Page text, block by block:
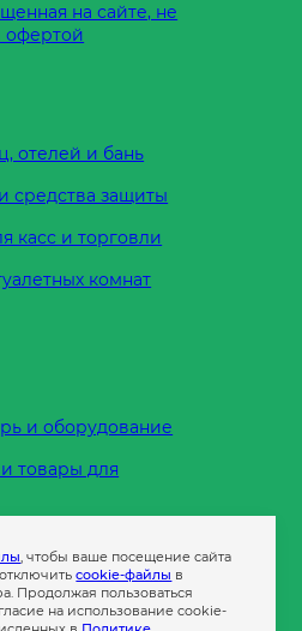
на сайте, не
офертой
отелей и бань
средства защиты
касс и торговли
комнат
и оборудование
товары для
, чтобы ваше посещение сайта
cookie-файлы в
Продолжая пользоваться
на использование cookie-